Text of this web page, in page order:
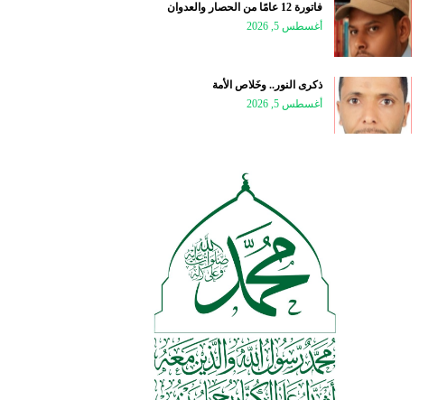
فاتورة 12 عامًا من الحصار والعدوان
أغسطس 5, 2026
ذكرى النور.. وخَلاص الأمة
أغسطس 5, 2026